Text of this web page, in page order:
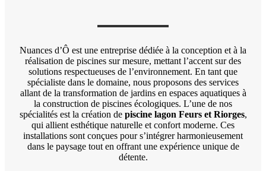
Nuances d’Ô est une entreprise dédiée à la conception et à la
réalisation de piscines sur mesure, mettant l’accent sur des
solutions respectueuses de l’environnement. En tant que
spécialiste dans le domaine, nous proposons des services
allant de la transformation de jardins en espaces aquatiques à
la construction de piscines écologiques. L’une de nos
spécialités est la création de piscine lagon Feurs et Riorges,
qui allient esthétique naturelle et confort moderne. Ces
installations sont conçues pour s’intégrer harmonieusement
dans le paysage tout en offrant une expérience unique de
détente.